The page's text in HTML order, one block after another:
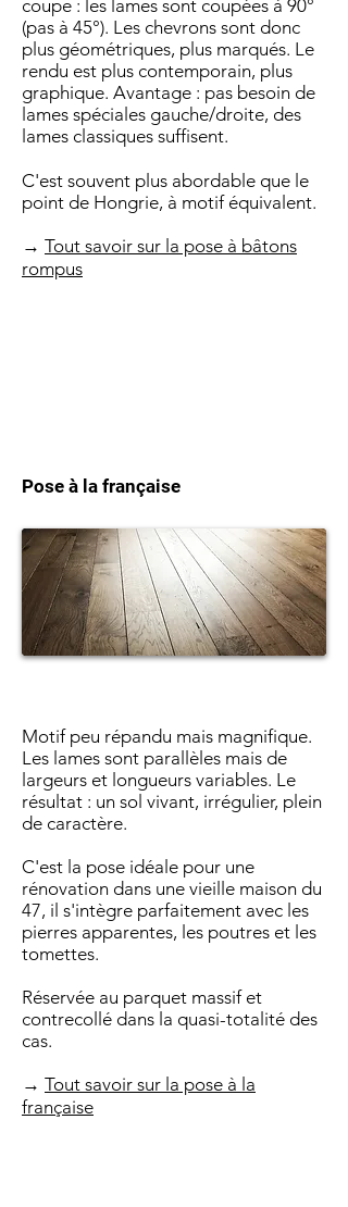
coupe : les lames sont coupées à 90°
(pas à 45°). Les chevrons sont donc
plus géométriques, plus marqués. Le
rendu est plus contemporain, plus
graphique. Avantage : pas besoin de
lames spéciales gauche/droite, des
lames classiques suffisent.
C'est souvent plus abordable que le
point de Hongrie, à motif équivalent.
→ Tout savoir sur la pose à bâtons
rompus
Pose à la française
Motif peu répandu mais magnifique.
Les lames sont parallèles mais de
largeurs et longueurs variables. Le
résultat : un sol vivant, irrégulier, plein
de caractère.
C'est la pose idéale pour une
rénovation dans une vieille maison du
47, il s'intègre parfaitement avec les
pierres apparentes, les poutres et les
tomettes.
Réservée au parquet massif et
contrecollé dans la quasi-totalité des
cas.
→ Tout savoir sur la pose à la
française